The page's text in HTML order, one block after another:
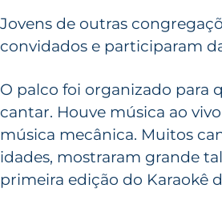
Jovens de outras
convidados e participaram
O palco foi organizado para
cantar. Houve música ao
música mecânica. Muitos
idades, mostraram grande
primeira edição do Karaokê